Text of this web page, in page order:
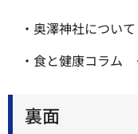
・奥澤神社について
・食と健康コラム
裏面